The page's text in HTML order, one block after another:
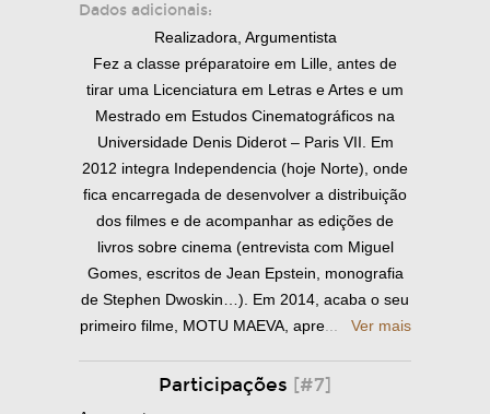
Dados adicionais:
Realizadora, Argumentista
Fez a classe préparatoire em Lille, antes de
tirar uma Licenciatura em Letras e Artes e um
Mestrado em Estudos Cinematográficos na
Universidade Denis Diderot – Paris VII. Em
2012 integra Independencia (hoje Norte), onde
fica encarregada de desenvolver a distribuição
dos filmes e de acompanhar as edições de
livros sobre cinema (entrevista com Miguel
Gomes, escritos de Jean Epstein, monografia
de Stephen Dwoskin…). Em 2014, acaba o seu
primeiro filme, MOTU MAEVA, apre... Ver mais
Participações [#7]